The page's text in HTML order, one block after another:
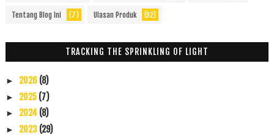
Tentang Blog Ini (7) Ulasan Produk (92)
TRACKING THE SPRINKLING OF LIGHT
► 2026 (8)
► 2025 (7)
► 2024 (8)
► 2023 (29)